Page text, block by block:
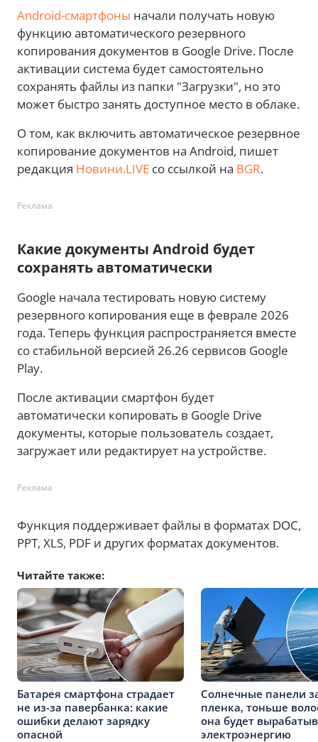
Android-смартфоны начали получать новую
функцию автоматического резервного
копирования документов в Google Drive. После
активации система будет самостоятельно
сохранять файлы из папки "Загрузки", но это
может быстро занять доступное место в облаке.
О том, как включить автоматическое резервное
копирование документов на Android, пишет
редакция Новини.LIVE со ссылкой на BGR.
Реклама
Какие документы Android будет
сохранять автоматически
Google начала тестировать новую систему
резервного копирования еще в феврале 2026
года. Теперь функция распространяется вместе
со стабильной версией 26.26 сервисов Google
Play.
После активации смартфон будет
автоматически копировать в Google Drive
документы, которые пользователь создает,
загружает или редактирует на устройстве.
Реклама
Функция поддерживает файлы в форматах DOC,
PPT, XLS, PDF и других форматах документов.
Читайте также:
Батарея смартфона страдает
не из-за павербанка: какие
ошибки делают зарядку
опасной
Солнечные панели
пленка, тоньше
она будет
электроэнергию